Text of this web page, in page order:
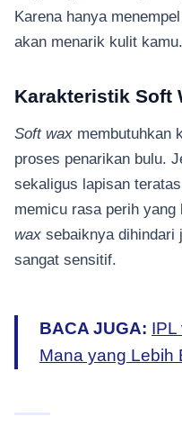
Karena hanya
akan menarik kulit kamu.
Karakteristik Soft
Soft wax membutuhkan
proses penarikan bulu.
sekaligus lapisan
memicu rasa perih
wax sebaiknya dihindari
sangat sensitif.
BACA JUGA: IPL
Mana yang Lebih